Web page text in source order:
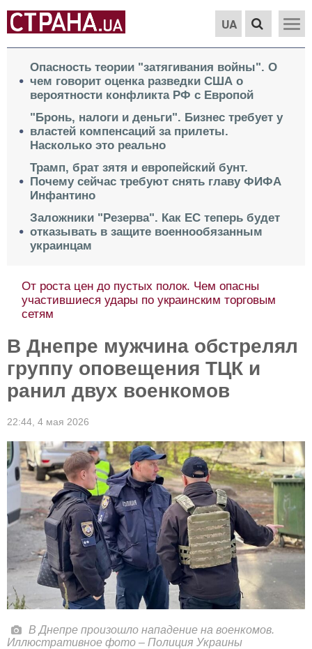
UA
Опасность теории "затягивания войны". О
чем говорит оценка разведки США о
вероятности конфликта РФ с Европой
"Бронь, налоги и деньги". Бизнес требует у
властей компенсаций за прилеты.
Насколько это реально
Трамп, брат зятя и европейский бунт.
Почему сейчас требуют снять главу ФИФА
Инфантино
Заложники "Резерва". Как ЕС теперь будет
отказывать в защите военнообязанным
украинцам
От роста цен до пустых полок. Чем опасны
участившиеся удары по украинским торговым
сетям
В Днепре мужчина обстрелял
группу оповещения ТЦК и
ранил двух военкомов
22:44, 4 мая 2026
В Днепре произошло нападение на военкомов.
Иллюстративное фото – Полиция Украины